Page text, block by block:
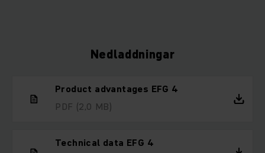
Nedladdningar
Product advantages EFG 4
PDF (2,0 MB)
Technical data EFG 4